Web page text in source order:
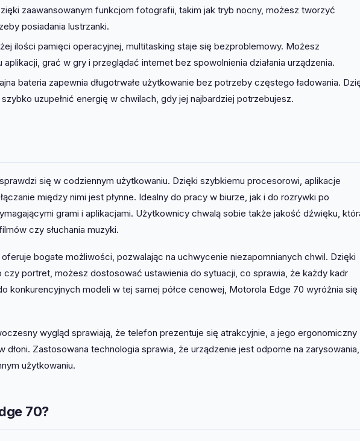
zaawansowanym funkcjom fotografii, takim jak tryb nocny, możesz tworzyć
posiadania lustrzanki.
ilości pamięci operacyjnej, multitasking staje się bezproblemowy. Możesz
grać w gry i przeglądać internet bez spowolnienia działania urządzenia.
bateria zapewnia długotrwałe użytkowanie bez potrzeby częstego ładowania.
uzupełnić energię w chwilach, gdy jej najbardziej potrzebujesz.
się w codziennym użytkowaniu. Dzięki szybkiemu procesorowi, aplikacje
między nimi jest płynne. Idealny do pracy w biurze, jak i do rozrywki po
grami i aplikacjami. Użytkownicy chwalą sobie także jakość dźwięku,
czy słuchania muzyki.
bogate możliwości, pozwalając na uchwycenie niezapomnianych chwil. Dzięki
czy portret, możesz dostosować ustawienia do sytuacji, co sprawia, że każdy kadr
konkurencyjnych modeli w tej samej półce cenowej, Motorola Edge 70 wyróżnia się
wygląd sprawiają, że telefon prezentuje się atrakcyjnie, a jego ergonomiczny
Zastosowana technologia sprawia, że urządzenie jest odporne na zarysowania,
użytkowaniu.
70?